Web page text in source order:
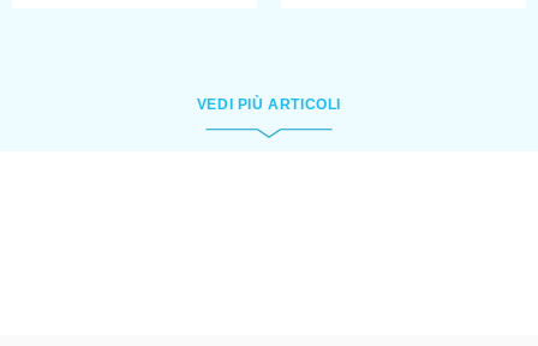
VEDI PIÙ ARTICOLI